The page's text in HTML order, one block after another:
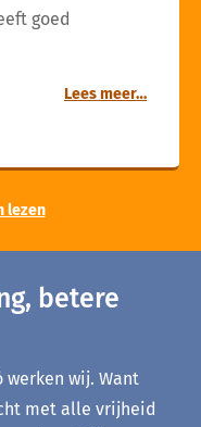
goed
Lees meer…
lezen
betere
werken wij. Want
met alle vrijheid